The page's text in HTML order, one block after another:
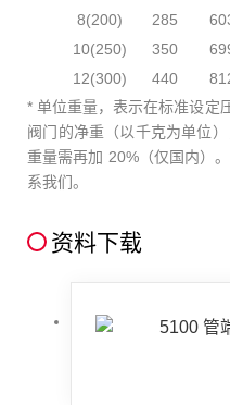
8(200)
285
10(250)
350
12(300)
440
* 单位重量，表示在标准设定
阀门的净重（以千克为单位
重量需再加 20%（仅国内）
系我们。
资料下载
5100 管